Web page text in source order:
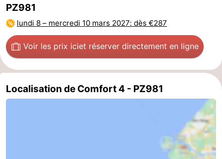
Observation
des
phoques
Boire
et
manger
Événements
Pratiques
Forum
PZ981
lundi 8 – mercredi 10 mars 2027: dès €287
Voir les prix iciet réserver directement en ligne
Localisation de Comfort 4 - PZ981